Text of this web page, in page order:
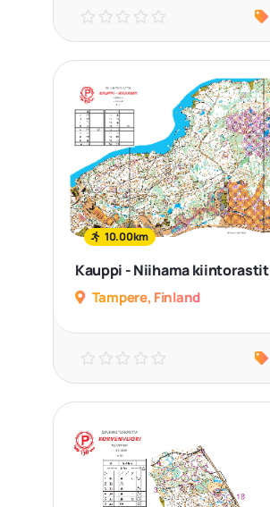
10.00km
Kauppi - Niihama kiintorastit
Tampere, Finland